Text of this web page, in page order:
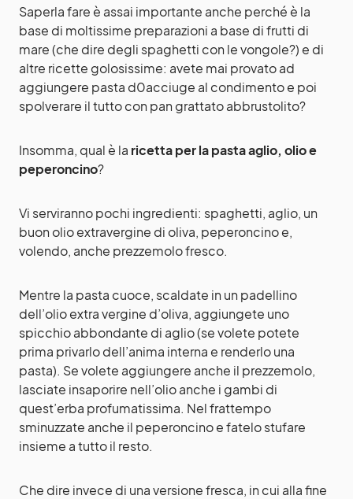
Saperla fare è assai importante anche perché è la
base di moltissime preparazioni a base di frutti di
mare (che dire degli spaghetti con le vongole?) e di
altre ricette golosissime: avete mai provato ad
aggiungere pasta d0acciuge al condimento e poi
spolverare il tutto con pan grattato abbrustolito?
Insomma, qual è la ricetta per la pasta aglio, olio e
peperoncino?
Vi serviranno pochi ingredienti: spaghetti, aglio, un
buon olio extravergine di oliva, peperoncino e,
volendo, anche prezzemolo fresco.
Mentre la pasta cuoce, scaldate in un padellino
dell’olio extra vergine d’oliva, aggiungete uno
spicchio abbondante di aglio (se volete potete
prima privarlo dell’anima interna e renderlo una
pasta). Se volete aggiungere anche il prezzemolo,
lasciate insaporire nell’olio anche i gambi di
quest’erba profumatissima. Nel frattempo
sminuzzate anche il peperoncino e fatelo stufare
insieme a tutto il resto.
Che dire invece di una versione fresca, in cui alla fine